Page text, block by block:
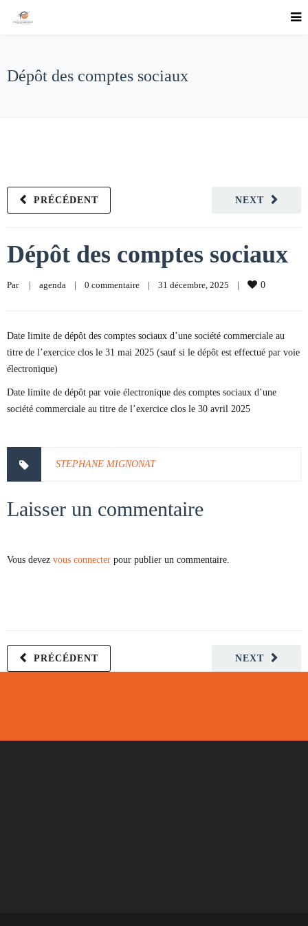
Dépôt des comptes sociaux
NEXT
PRÉCÉDENT
Dépôt des comptes sociaux
Par | agenda | 0 commentaire | 31 décembre, 2025 | 0
Date limite de dépôt des comptes sociaux d’une société commerciale au
titre de l’exercice clos le 31 mai 2025 (sauf si le dépôt est effectué par voie
électronique)
Date limite de dépôt par voie électronique des comptes sociaux d’une
société commerciale au titre de l’exercice clos le 30 avril 2025
STEPHANE MIGNONAT
Laisser un commentaire
Vous devez vous connecter pour publier un commentaire.
NEXT
PRÉCÉDENT